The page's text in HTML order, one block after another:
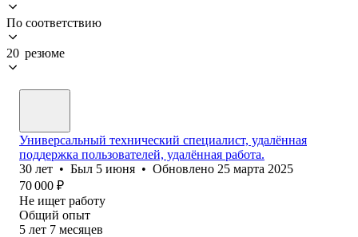
По соответствию
20 резюме
Универсальный технический специалист, удалённая
поддержка пользователей, удалённая работа.
30 лет • Был 5 июня • Обновлено 25 марта 2025
70 000 ₽
Не ищет работу
Общий опыт
5 лет 7 месяцев